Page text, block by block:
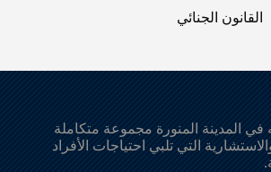
القانون الجنائي
المدينة المنورة مجموعة متكاملة
التي تلبي احتياجات الأفراد